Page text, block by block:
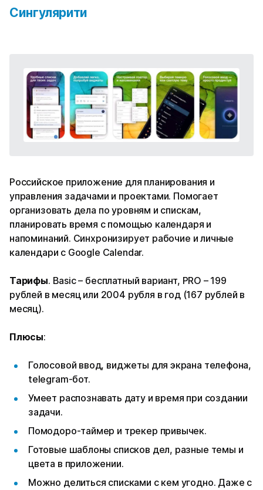
Сингулярити
Российское приложение для планирования и
управления задачами и проектами. Помогает
организовать дела по уровням и спискам,
планировать время с помощью календаря и
напоминаний. Синхронизирует рабочие и личные
календари с Google Calendar.
Тарифы. Basic – бесплатный вариант, PRO – 199
рублей в месяц или 2004 рубля в год (167 рублей в
месяц).
Плюсы:
Голосовой ввод, виджеты для экрана телефона,
telegram-бот.
Умеет распознавать дату и время при создании
задачи.
Помодоро-таймер и трекер привычек.
Готовые шаблоны списков дел, разные темы и
цвета в приложении.
Можно делиться списками с кем угодно. Даже с